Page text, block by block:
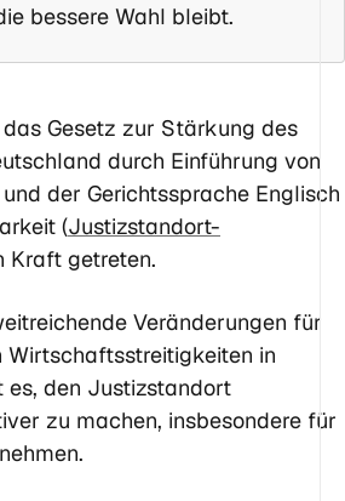
bessere Wahl bleibt.
Gesetz zur Stärkung des
durch Einführung von
der Gerichtssprache Englisch
(Justizstandort-
Kraft getreten.
Veränderungen für
Wirtschaftsstreitigkeiten in
es, den Justizstandort
zu machen, insbesondere für